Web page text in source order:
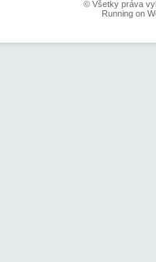
© Všetky práva
Running on